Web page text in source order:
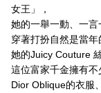
女王」，
她的一舉一動、一言
穿著打扮自然是當年
她的Juicy Couture
這位富家千金擁有不
Dior Oblique的衣服